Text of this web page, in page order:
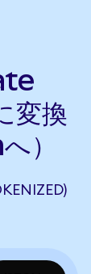
変換
）